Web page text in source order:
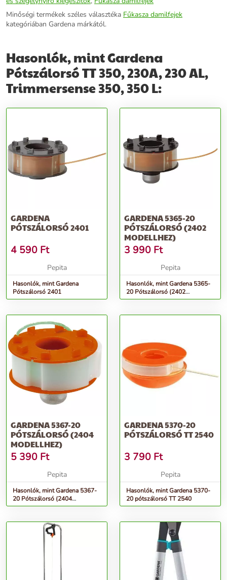
Minőségi termékek széles választéka Fűkasza damilfejek
kategóriában Gardena márkától.
Hasonlók, mint Gardena
Pótszálorsó TT 350, 230A, 230 AL,
Trimmersense 350, 350 L:
GARDENA
PÓTSZÁLORSÓ 2401
4 590 Ft
Pepita
Hasonlók, mint Gardena
Pótszálorsó 2401
GARDENA 5365-20
PÓTSZÁLORSÓ (2402
MODELLHEZ)
3 990 Ft
Pepita
Hasonlók, mint Gardena 5365-
20 Pótszálorsó (2402
modellhez)
GARDENA 5367-20
PÓTSZÁLORSÓ (2404
MODELLHEZ)
5 390 Ft
Pepita
Hasonlók, mint Gardena 5367-
20 Pótszálorsó (2404
modellhez)
GARDENA 5370-20
PÓTSZÁLORSÓ TT 2540
3 790 Ft
Pepita
Hasonlók, mint Gardena 5370-
20 pótszálorsó TT 2540